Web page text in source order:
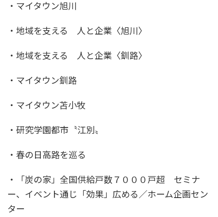
・マイタウン旭川
・地域を支える 人と企業〈旭川〉
・地域を支える 人と企業〈釧路〉
・マイタウン釧路
・マイタウン苫小牧
・研究学園都市〝江別〟
・春の日高路を巡る
・「炭の家」全国供給戸数７０００戸超 セミナ
ー、イベント通じ「効果」広める／ホーム企画セン
ター